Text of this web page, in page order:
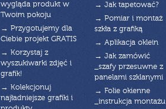
wygląda produkt w
Twoim pokoju
→ Przygotujemy dla
Ciebie projekt GRATIS
→ Korzystaj z
wyszukiwarki zdjęć i
grafik!
→ Kolekcjonuj
najładniejsze grafiki i
→ Jak tapetować?
→ Pomiar i montaż
szkła z grafiką
→ Aplikacja oklein
→ Jak zamówić
_szafy przesuwne z
panelami szklanymi
→ Folie okienne
_instrukcja montażu